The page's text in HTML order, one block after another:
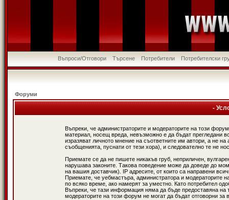
Въпроси/Отговори Търсене Потребители Потребителски
Форуми
-
Въпреки, че администраторите и модераторите на този
материал, носещ вреда, невъзможно е да бъдат прегледани
изразяват личното мнение на съответните им автори, а не
съобщенията, пуснати от тези хора), и следователно те не
Приемате се да не пишете никакъв груб, неприличен,
нарушава законите. Такова поведение може да доведе до
на вашия доставчик). IP адресите, от които са направени
Приемате, че уебмастъра, администратора и модераторите
по всяко време, ако намерят за уместно. Като потребител
Въпреки, че тази информация няма да бъде предоставяна
модераторите на този форум не могат да бъдат отговорни за